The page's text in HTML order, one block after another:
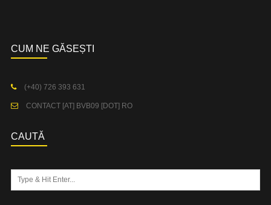
CUM NE GĂSEȘTI
(+40) 726 393 631
CONTACT [AT] BVB09 [DOT] RO
CAUTĂ